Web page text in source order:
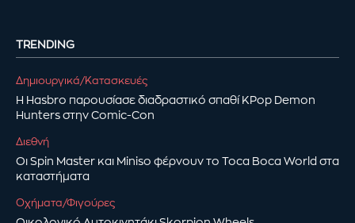
TRENDING
Δημιουργικά/Κατασκευές
Η Hasbro παρουσίασε διαδραστικό σπαθί KPop Demon
Hunters στην Comic-Con
Διεθνή
Οι Spin Master και Miniso φέρνουν το Toca Boca World στα
καταστήματα
Οχήματα/Φιγούρες